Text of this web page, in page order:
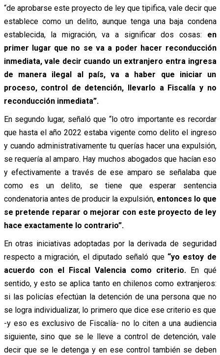
“de aprobarse este proyecto de ley que tipifica, vale decir que
establece como un delito, aunque tenga una baja condena
establecida, la migración, va a significar dos cosas: en
primer lugar que no se va a poder hacer reconducción
inmediata, vale decir cuando un extranjero entra ingresa
de manera ilegal al país, va a haber que iniciar un
proceso, control de detención, llevarlo a Fiscalía y no
reconducción inmediata”.
En segundo lugar, señaló que “lo otro importante es recordar
que hasta el año 2022 estaba vigente como delito el ingreso
y cuando administrativamente tu querías hacer una expulsión,
se requería al amparo. Hay muchos abogados que hacían eso
y efectivamente a través de ese amparo se señalaba que
como es un delito, se tiene que esperar sentencia
condenatoria antes de producir la expulsión,entonces lo que
se pretende reparar o mejorar con este proyecto de ley
hace exactamente lo contrario”.
En otras iniciativas adoptadas por la derivada de seguridad
respecto a migración, el diputado señaló que“yo estoy de
acuerdo con el Fiscal Valencia como criterio. En qué
sentido, y esto se aplica tanto en chilenos como extranjeros:
si las policías efectúan la detención de una persona que no
se logra individualizar, lo primero que dice ese criterio es que
-y eso es exclusivo de Fiscalía- no lo citen a una audiencia
siguiente, sino que se le lleve a control de detención, vale
decir que se le detenga y en ese control también se deben